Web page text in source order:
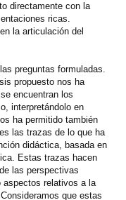
directamente con la
ricas.
la articulación del
preguntas formuladas.
propuesto nos ha
encuentran los
interpretándolo en
ha permitido también
las trazas de lo que ha
didáctica, basada en
Estas trazas hacen
las perspectivas
relativos a la
que estas